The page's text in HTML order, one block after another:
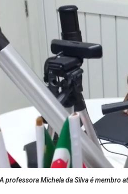
A professora Michela da Silva é membro